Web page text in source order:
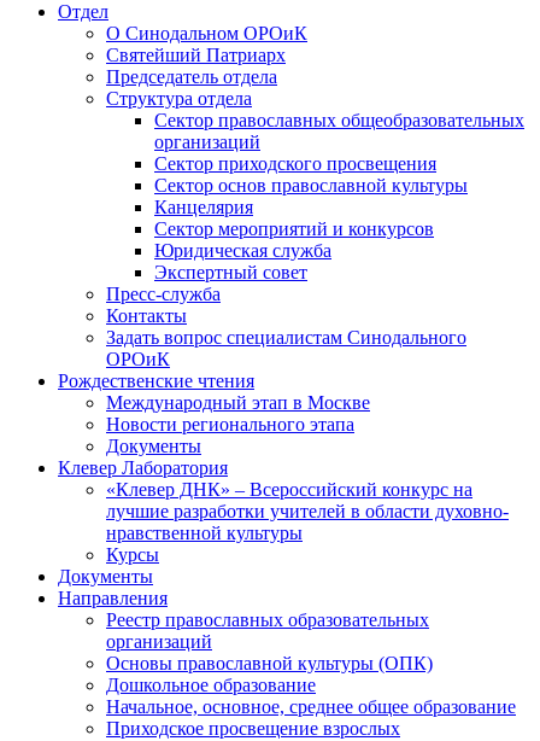
Отдел
О Синодальном ОРОиК
Святейший Патриарх
Председатель отдела
Структура отдела
Сектор православных общеобразовательных
организаций
Сектор приходского просвещения
Сектор основ православной культуры
Канцелярия
Сектор мероприятий и конкурсов
Юридическая служба
Экспертный совет
Пресс-служба
Контакты
Задать вопрос специалистам Синодального
ОРОиК
Рождественские чтения
Международный этап в Москве
Новости регионального этапа
Документы
Клевер Лаборатория
«Клевер ДНК» – Всероссийский конкурс на
лучшие разработки учителей в области духовно-
нравственной культуры
Курсы
Документы
Направления
Реестр православных образовательных
организаций
Основы православной культуры (ОПК)
Дошкольное образование
Начальное, основное, среднее общее образование
Приходское просвещение взрослых